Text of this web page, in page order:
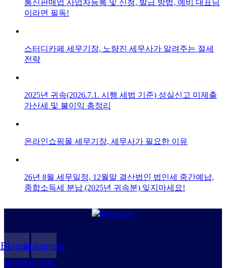
통신판매업 사업자등록 및 신청, 발급 방법, 예비 대표님
이라면 필독!
스터디카페 세무기장, 노량진 세무사가 알려주는 절세
전략
2025년 귀속(2026.7.1. 시행 세법 기준) 성실신고 미제출
가산세 및 불이익 총정리
온라인쇼핑몰 세무기장, 세무사가 필요한 이유
26년 8월 세무일정, 12월말 결산법인 법인세 중간예납,
종합소득세 분납 (2025년 귀속분) 잊지마세요!
BloggerInstagram
세무법인 가치